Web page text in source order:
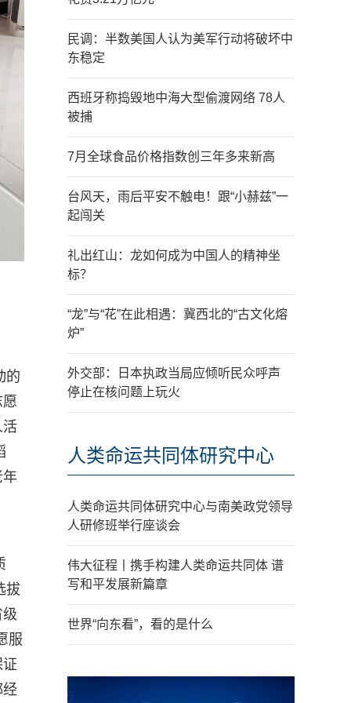
的
活
年
拔
服
经
民调：半数美国人认为美军行动将破坏中
东稳定
西班牙称捣毁地中海大型偷渡网络 78人
被捕
7月全球食品价格指数创三年多来新高
台风天，雨后平安不触电！跟“小赫兹”一
起闯关
礼出红山：龙如何成为中国人的精神坐
标？
“龙”与“花”在此相遇：冀西北的“古文化熔
炉”
外交部：日本执政当局应倾听民众呼声
停止在核问题上玩火
人类命运共同体研究中心
人类命运共同体研究中心与南美政党领导
人研修班举行座谈会
伟大征程丨携手构建人类命运共同体 谱
写和平发展新篇章
世界“向东看”，看的是什么